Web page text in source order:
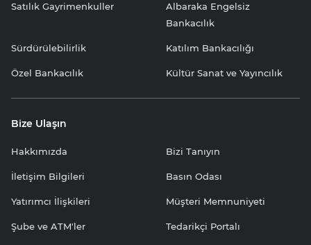
Satılık Gayrimenkuller
Albaraka Engelsiz
Bankacılık
Sürdürülebilirlik Katılım Bankacılığı
Özel Bankacılık Kültür Sanat ve Yayıncılık
Bize Ulaşın
Hakkımızda Bizi Tanıyın
İletişim Bilgileri Basın Odası
Yatırımcı İlişkileri Müşteri Memnuniyeti
Şube ve ATM'ler Tedarikçi Portalı